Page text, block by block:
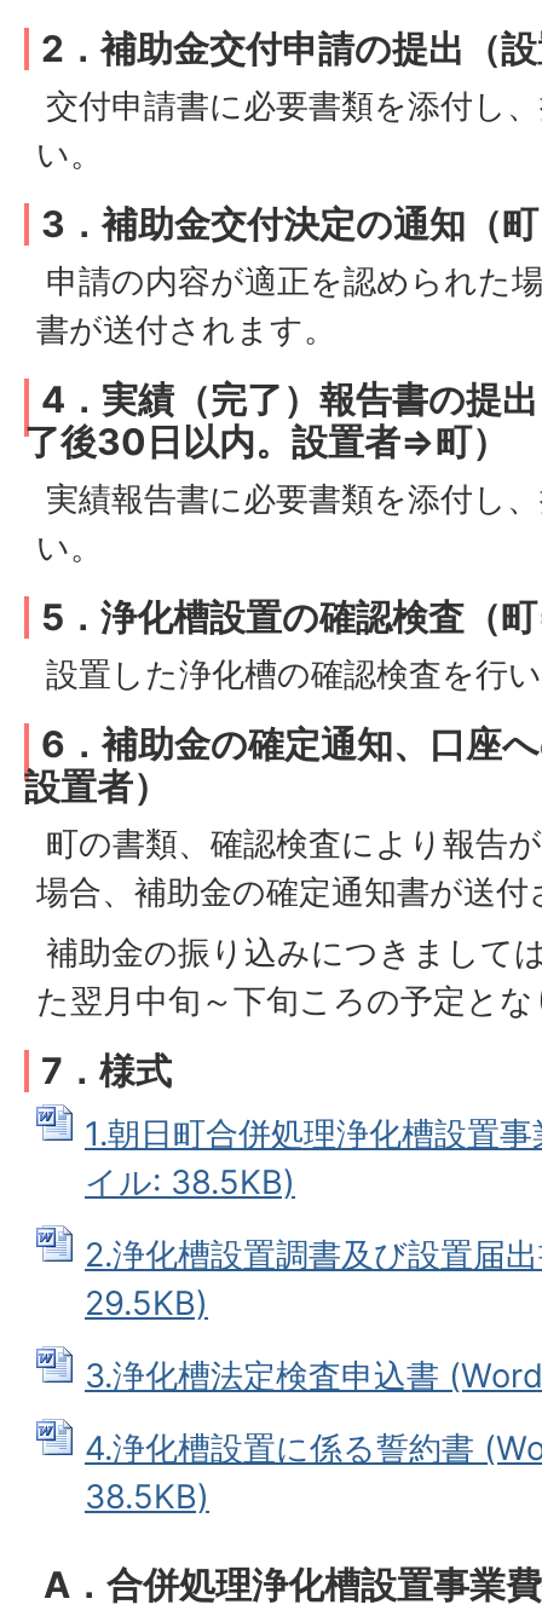
2．補助金交付申請の提出（
交付申請書に必要書類を添付し
い。
3．補助金交付決定の通知（
申請の内容が適正を認められた
書が送付されます。
4．実績（完了）報告書の提
了後30日以内。設置者⇒町）
実績報告書に必要書類を添付し
い。
5．浄化槽設置の確認検査（
設置した浄化槽の確認検査を行
6．補助金の確定通知、口座
設置者）
町の書類、確認検査により報告
場合、補助金の確定通知書が送
補助金の振り込みにつきまして
た翌月中旬～下旬ころの予定と
7．様式
1.朝日町合併処理浄化槽設置
イル: 38.5KB)
2.浄化槽設置調書及び設置届
29.5KB)
3.浄化槽法定検査申込書
4.浄化槽設置に係る誓約書
38.5KB)
A．合併処理浄化槽設置事業